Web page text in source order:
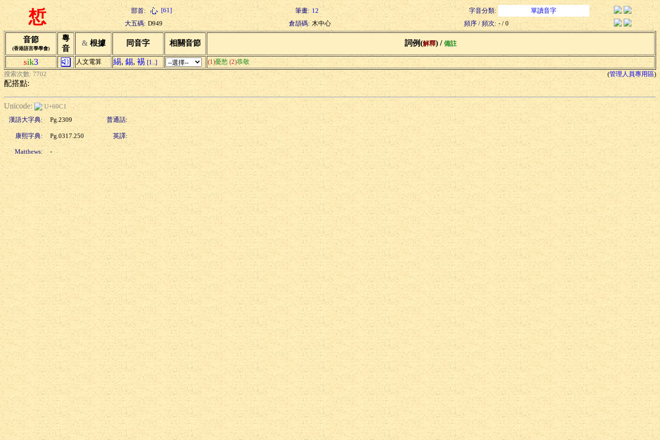
惁 部首: [61] 筆畫: 12 字音分類:
單讀音字
大五碼: D949 倉頡碼: 木中心 頻序 / 頻次: - / 0
音節
(香港語言學學會)
粵
音
& 根據 同音字 相關音節 詞例(解釋) / 備註
sik3 人文電算 緆, 錫, 裼 [1..] (1)憂愁 (2)恭敬
搜索次數: 7702
(管理人員專用區)
配搭點:
Unicode:
U+60C1
漢語大字典:
Pg.2309 普通話:
康熙字典: Pg.0317.250 英譯:
Matthews: -